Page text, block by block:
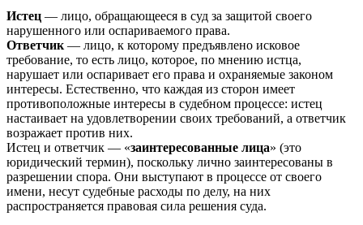
Истец — лицо, обращающееся в суд за защитой своего
нарушенного или оспариваемого права.
Ответчик — лицо, к которому предъявлено исковое
требование, то есть лицо, которое, по мнению истца,
нарушает или оспаривает его права и охраняемые законом
интересы. Естественно, что каждая из сторон имеет
противоположные интересы в судебном процессе: истец
настаивает на удовлетворении своих требований, а ответчик
возражает против них.
Истец и ответчик — «заинтересованные лица» (это
юридический термин), поскольку лично заинтересованы в
разрешении спора. Они выступают в процессе от своего
имени, несут судебные расходы по делу, на них
распространяется правовая сила решения суда.